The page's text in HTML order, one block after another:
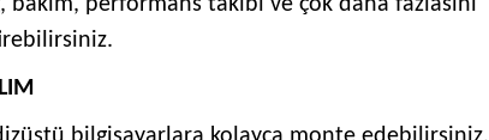
performans takibi ve çok daha fazlasını